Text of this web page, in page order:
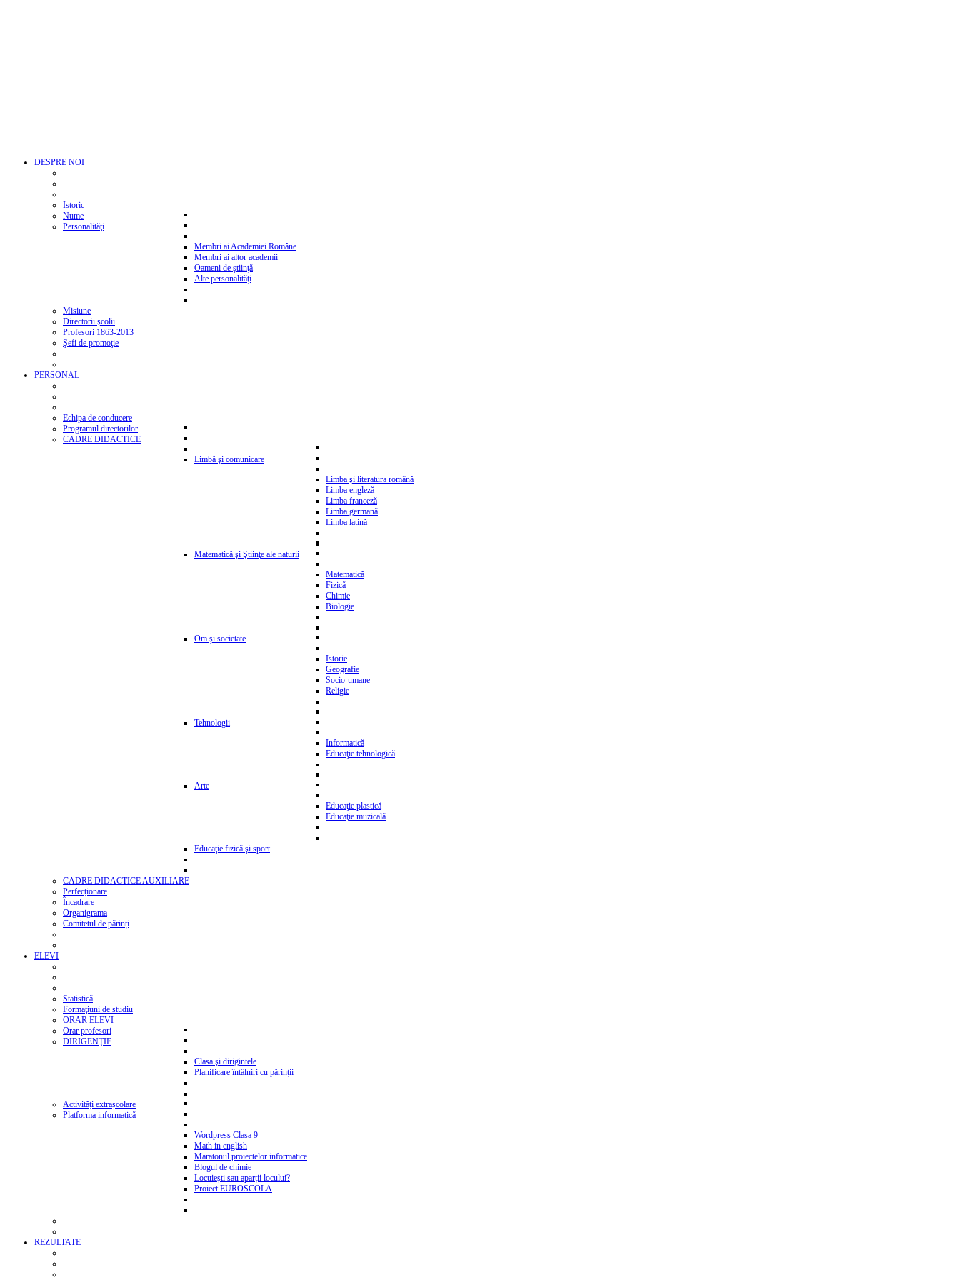
DESPRE NOI
Istoric
Nume
Personalităţi
Membri ai Academiei Române
Membri ai altor academii
Oameni de ştiinţă
Alte personalităţi
Misiune
Directorii şcolii
Profesori 1863-2013
Şefi de promoţie
PERSONAL
Echipa de conducere
Programul directorilor
CADRE DIDACTICE
Limbă şi comunicare
Limba şi literatura română
Limba engleză
Limba franceză
Limba germană
Limba latină
Matematică şi Ştiinţe ale naturii
Matematică
Fizică
Chimie
Biologie
Om şi societate
Istorie
Geografie
Socio-umane
Religie
Tehnologii
Informatică
Educaţie tehnologică
Arte
Educaţie plastică
Educaţie muzicală
Educaţie fizică şi sport
CADRE DIDACTICE AUXILIARE
Perfecționare
Încadrare
Organigrama
Comitetul de părinți
ELEVI
Statistică
Formaţiuni de studiu
ORAR ELEVI
Orar profesori
DIRIGENŢIE
Clasa şi dirigintele
Planificare întâlniri cu părinții
Activități extrașcolare
Platforma informatică
Wordpress Clasa 9
Math in english
Maratonul proiectelor informatice
Blogul de chimie
Locuiești sau aparții locului?
Proiect EUROSCOLA
REZULTATE